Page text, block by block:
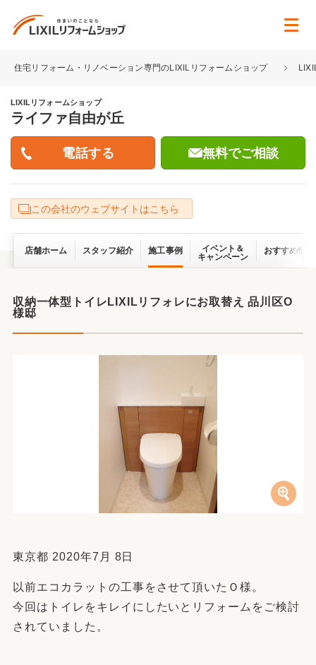
住宅リフォーム・リノベーション専門のLIXILリフォームショップ
LIXILリフォームショップ
ライファ自由が丘
無料でご相談
この会社のウェブサイトはこちら
店舗ホーム スタッフ紹介 施工事例
イベント＆
キャンペーン
おすすめ情報
収納一体型トイレLIXILリフォレにお取替え 品川区O
様邸
東京都 2020年7月 8日
以前エコカラットの工事をさせて頂いたＯ様。
今回はトイレをキレイにしたいとリフォームをご検討
されていました。